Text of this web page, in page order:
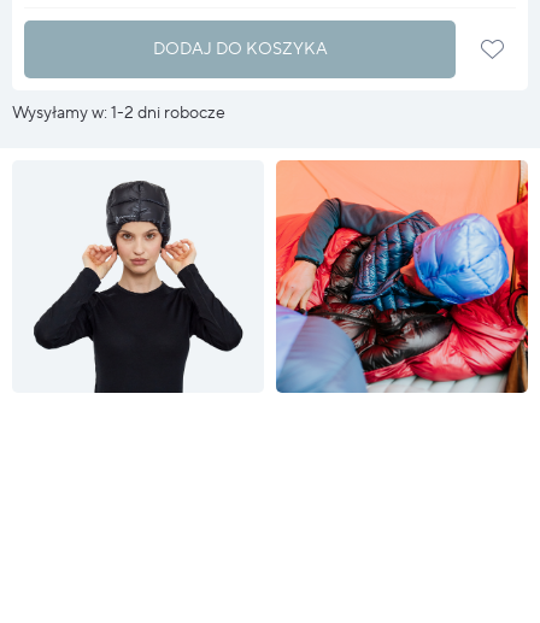
DODAJ DO KOSZYKA
Wysyłamy w: 1-2 dni robocze